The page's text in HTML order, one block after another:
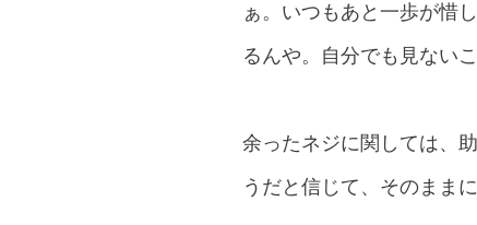
ぁ。いつもあと一歩が惜
るんや。自分でも見ない
余ったネジに関しては、
うだと信じて、そのまま